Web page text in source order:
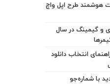
هوشمند طرح اپل واچ
و گیمینگ در سال
انتخاب دانلود
با شماره‌جو